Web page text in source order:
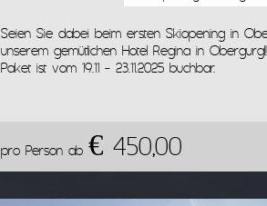
Seien Sie dabei beim ersten Skiopening in
unserem gemütlichen Hotel Regina in
Paket ist vom 19.11 - 23.11.2025 buchbar.
pro Person ab € 450,00